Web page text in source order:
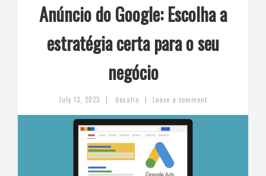
Anúncio do Google: Escolha a
estratégia certa para o seu
negócio
July 13, 2023 | desafio | Leave a comment